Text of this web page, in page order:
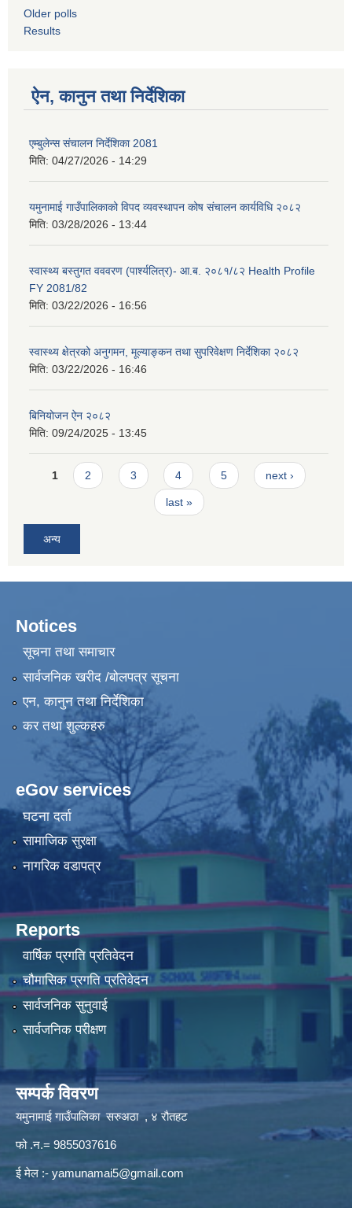
Older polls
Results
ऐन, कानुन तथा निर्देशिका
एम्बुलेन्स संचालन निर्देशिका 2081
मिति: 04/27/2026 - 14:29
यमुनामाई गाउँपालिकाको विपद व्यवस्थापन कोष संचालन कार्यविधि २०८२
मिति: 03/28/2026 - 13:44
स्वास्थ्य बस्तुगत वववरण (पार्श्यलित्र)- आ.ब. २०८१/८२ Health Profile
FY 2081/82
मिति: 03/22/2026 - 16:56
स्वास्थ्य क्षेत्रको अनुगमन, मूल्याङ्कन तथा सुपरिवेक्षण निर्देशिका २०८२
मिति: 03/22/2026 - 16:46
बिनियोजन ऐन २०८२
मिति: 09/24/2025 - 13:45
Pages
1 2 3 4 5 next ›
last »
अन्य
Notices
सूचना तथा समाचार
सार्वजनिक खरीद /बोलपत्र सूचना
एन, कानुन तथा निर्देशिका
कर तथा शुल्कहरु
eGov services
घटना दर्ता
सामाजिक सुरक्षा
नागरिक वडापत्र
Reports
वार्षिक प्रगति प्रतिवेदन
चौमासिक प्रगति प्रतिवेदन
सार्वजनिक सुनुवाई
सार्वजनिक परीक्षण
सम्पर्क विवरण
यमुनामाई गाउँपालिका सरुअठा , ४ रौतहट
फो .न.= 9855037616
ई मेल :- yamunamai5@gmail.com